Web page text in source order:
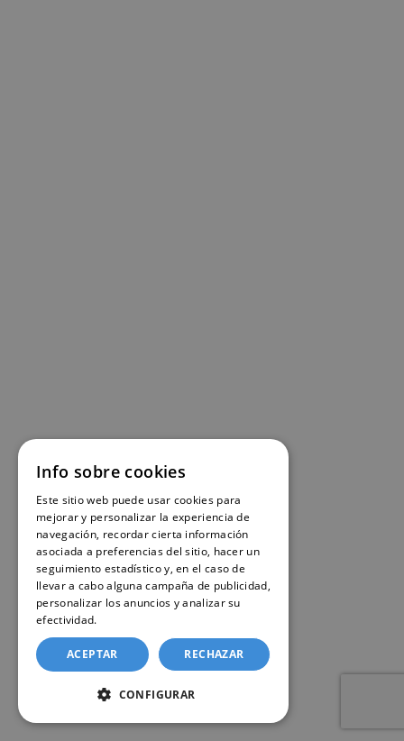
Info sobre cookies
Este sitio web puede usar cookies para
mejorar y personalizar la experiencia de
navegación, recordar cierta información
asociada a preferencias del sitio, hacer un
seguimiento estadístico y, en el caso de
llevar a cabo alguna campaña de publicidad,
personalizar los anuncios y analizar su
efectividad.
ACEPTAR RECHAZAR
CONFIGURAR